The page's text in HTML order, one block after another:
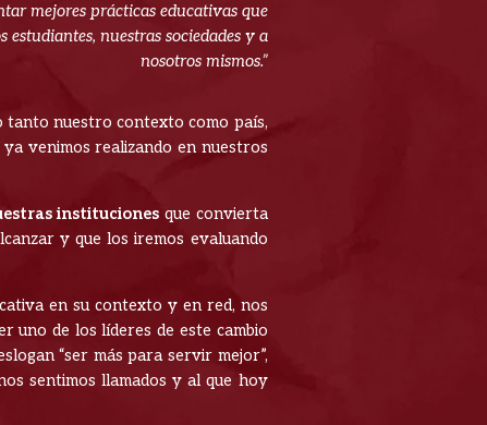
mejores prácticas educativas que
nuestras sociedades y a
nosotros mismos.”
tanto nuestro contexto como país,
venimos realizando en nuestros
instituciones que convierta
y que los iremos evaluando
en su contexto y en red, nos
uno de los líderes de este cambio
“ser más para servir mejor”,
sentimos llamados y al que hoy